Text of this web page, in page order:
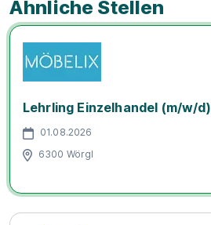
Ähnliche Stellen
Lehrling Einzelhandel (m/w/d)
01.08.2026
6300 Wörgl